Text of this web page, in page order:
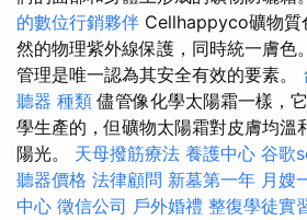
的數位行銷夥伴 Cellhappyco礦物質
然的物理紫外線保護，同時統一膚色
管理是唯一認為其安全有效的要素。
聽器 種類 儘管像化學太陽霜一樣，
學生產的，但礦物太陽霜對皮膚均溫
陽光。 天母撥筋療法 養護中心 谷歌
聽器價格 法律顧問 新墓第一年 月嫂
中心 徵信公司 戶外婚禮 整復學徒實